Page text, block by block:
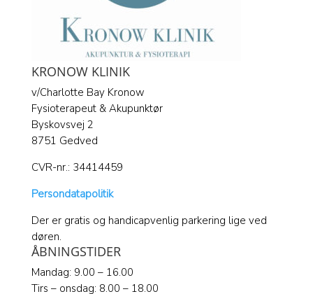
KRONOW KLINIK
v/Charlotte Bay Kronow
Fysioterapeut & Akupunktør
Byskovsvej 2
8751 Gedved
CVR-nr.: 34414459
Persondatapolitik
Der er gratis og handicapvenlig parkering lige ved
døren.
ÅBNINGSTIDER
Mandag: 9.00 – 16.00
Tirs – onsdag: 8.00 – 18.00